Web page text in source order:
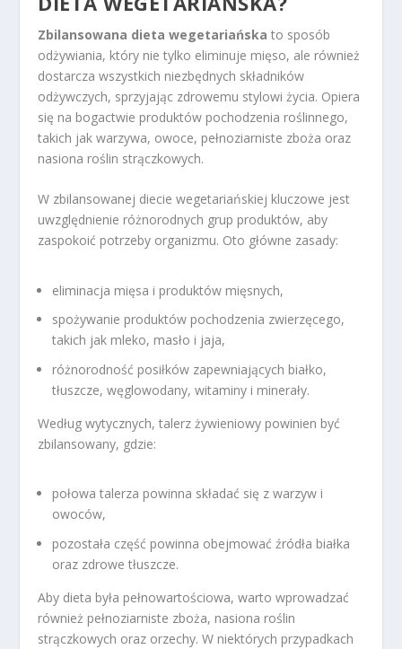
Zbilansowana dieta wegetariańska to sposób
odżywiania, który nie tylko eliminuje mięso, ale również
dostarcza wszystkich niezbędnych składników
odżywczych, sprzyjając zdrowemu stylowi życia. Opiera
się na bogactwie produktów pochodzenia roślinnego,
takich jak warzywa, owoce, pełnoziarniste zboża oraz
nasiona roślin strączkowych.
W zbilansowanej diecie wegetariańskiej kluczowe jest
uwzględnienie różnorodnych grup produktów, aby
zaspokoić potrzeby organizmu. Oto główne zasady:
eliminacja mięsa i produktów mięsnych,
spożywanie produktów pochodzenia zwierzęcego,
takich jak mleko, masło i jaja,
różnorodność posiłków zapewniających białko,
tłuszcze, węglowodany, witaminy i minerały.
Według wytycznych, talerz żywieniowy powinien być
zbilansowany, gdzie:
połowa talerza powinna składać się z warzyw i
owoców,
pozostała część powinna obejmować źródła białka
oraz zdrowe tłuszcze.
Aby dieta była pełnowartościowa, warto wprowadzać
również pełnoziarniste zboża, nasiona roślin
strączkowych oraz orzechy. W niektórych przypadkach